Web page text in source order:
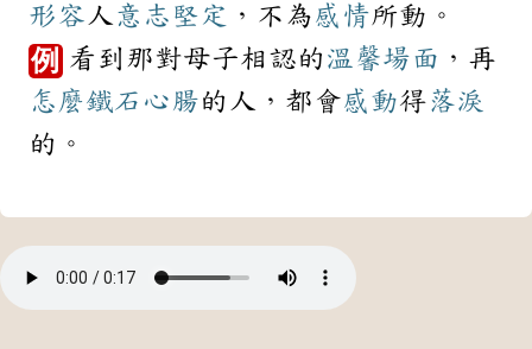
形容人意志 堅定 ，不為感情所動。
例 看到那對母子相認的 溫馨場面 ，再
怎麼鐵石心腸的人，都會感動得落淚
的。